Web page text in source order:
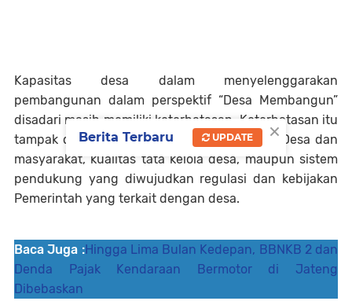
Kapasitas desa dalam menyelenggarakan
pembangunan dalam perspektif “Desa Membangun”
disadari masih memiliki keterbatasan. Keterbatasan itu
tampak dalam kapasitas aparat Pemerintah Desa dan
masyarakat, kualitas tata kelola desa, maupun sistem
pendukung yang diwujudkan regulasi dan kebijakan
Pemerintah yang terkait dengan desa.
Baca Juga :Hingga Lima Bulan Kedepan, BBNKB 2 dan
Denda Pajak Kendaraan Bermotor di Jateng
Dibebaskan
×
Berita Terbaru UPDATE